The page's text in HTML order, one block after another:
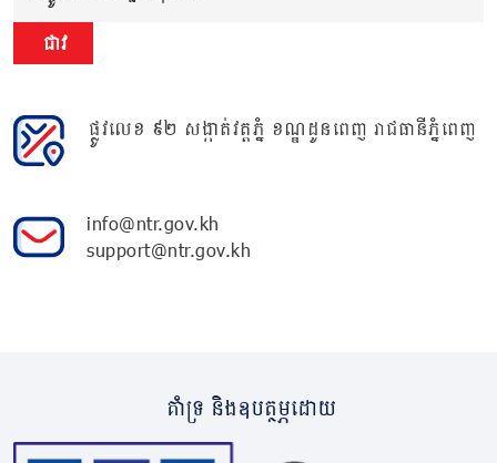
ជាវ
ផ្លូវលេខ ៩២ សង្កាត់វត្តភ្នំ ខណ្ឌដូនពេញ រាជធានីភ្នំពេញ
info@ntr.gov.kh
support@ntr.gov.kh
គាំទ្រ និងឧបត្ថម្ភដោយ